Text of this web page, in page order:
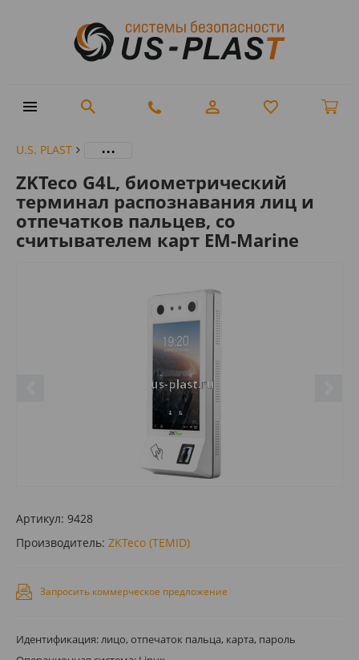
U.S. PLAST ...
ZKTeco G4L, биометрический
терминал распознавания лиц и
отпечатков пальцев, со
считывателем карт EM-Marine
Артикул: 9428
Производитель: ZKTeco (TEMID)
Запросить коммерческое предложение
Идентификация: лицо, отпечаток пальца, карта, пароль